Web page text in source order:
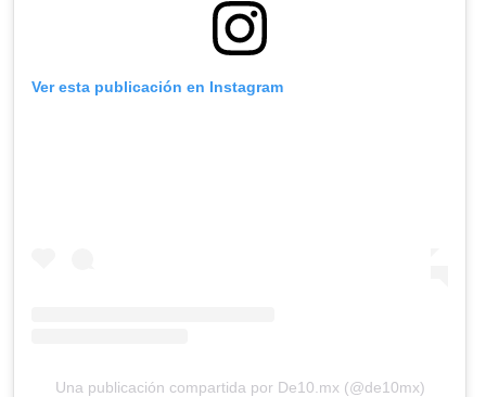
Ver esta publicación en Instagram
Una publicación compartida por De10.mx (@de10mx)